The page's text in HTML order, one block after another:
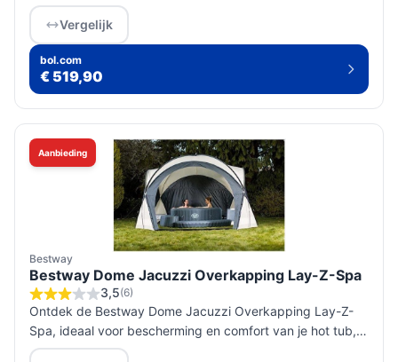
Vergelijk
bol.com
€ 519,90
Aanbieding
Bestway
Bestway Dome Jacuzzi Overkapping Lay-Z-Spa
3,5(6)
Ontdek de Bestway Dome Jacuzzi Overkapping Lay-Z-
Spa, ideaal voor bescherming en comfort van je hot tub,
ongeacht het weer. Eenvoudig op te zetten en biedt extra